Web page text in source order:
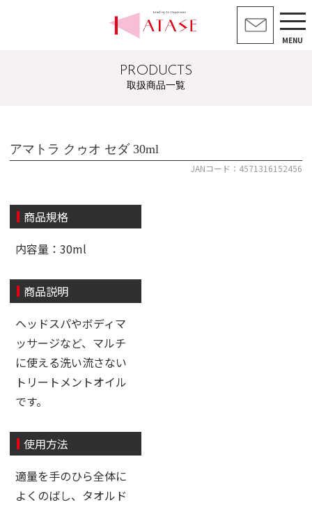
MENU
PRODUCTS
取扱商品一覧
アマトラ クゥオ セダ 30ml
JANコード：4571316152456
商品規格
内容量：30ml
商品説明
ヘッドスパやボディマ
ッサージなど、マルチ
に使える洗い流さない
トリートメントオイル
です。
使用方法
適量を手のひら全体に
よくのばし、タオルド